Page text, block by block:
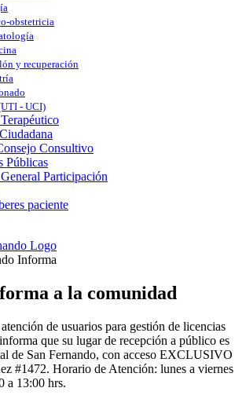
obstetricia
y recuperación
- UCI)
Consultivo
Públicas
Participación
paciente
Informa
a la comunidad
de usuarios para gestión de licencias
que su lugar de recepción a público es
de San Fernando, con acceso EXCLUSIVO
#1472. Horario de Atención: lunes a viernes
a 13:00 hrs.